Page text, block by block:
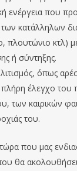
ενέργεια που
κατάλληλων
πλουτώνιο κτλ)
ή σύντηξης.
όπως
πλήρη έλεγχο του
των καιρικών
του.
που μας
θα